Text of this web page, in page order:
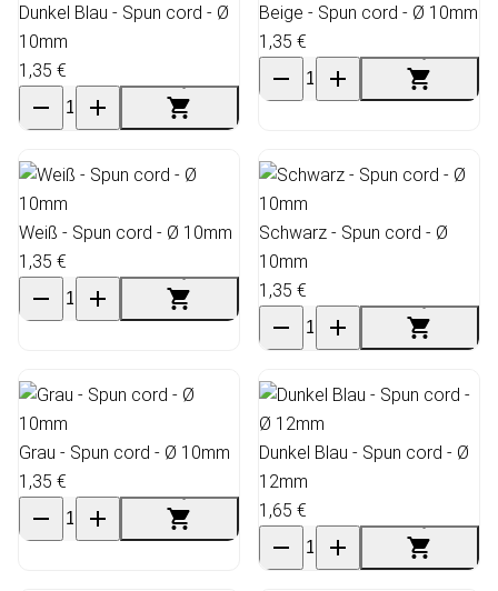
Dunkel Blau - Spun cord - Ø
10mm
1,35 €
Beige - Spun cord - Ø 10mm
1,35 €
Weiß - Spun cord - Ø 10mm
1,35 €
Schwarz - Spun cord - Ø
10mm
1,35 €
Grau - Spun cord - Ø 10mm
1,35 €
Dunkel Blau - Spun cord - Ø
12mm
1,65 €